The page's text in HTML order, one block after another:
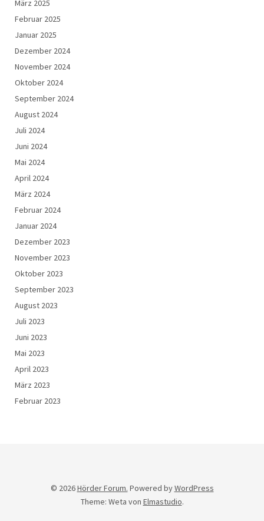
März 2025
Februar 2025
Januar 2025
Dezember 2024
November 2024
Oktober 2024
September 2024
August 2024
Juli 2024
Juni 2024
Mai 2024
April 2024
März 2024
Februar 2024
Januar 2024
Dezember 2023
November 2023
Oktober 2023
September 2023
August 2023
Juli 2023
Juni 2023
Mai 2023
April 2023
März 2023
Februar 2023
© 2026Hörder Forum. Powered byWordPress
Theme: Weta von Elmastudio.